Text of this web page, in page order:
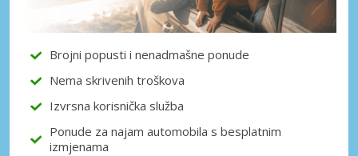
Brojni popusti i nenadmašne ponude
Nema skrivenih troškova
Izvrsna korisnička služba
Ponude za najam automobila s besplatnim
izmjenama